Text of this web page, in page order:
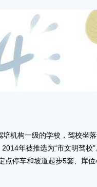
培机构一级的学校，驾校坐
年被推选为“市文明驾
停车和坡道起步5套、库